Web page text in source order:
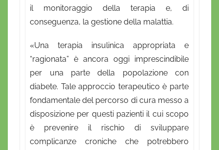
il monitoraggio della terapia e, di
conseguenza, la gestione della malattia.
«Una terapia insulinica appropriata e
“ragionata” è ancora oggi imprescindibile
per una parte della popolazione con
diabete. Tale approccio terapeutico è parte
fondamentale del percorso di cura messo a
disposizione per questi pazienti il cui scopo
è prevenire il rischio di sviluppare
complicanze croniche che potrebbero